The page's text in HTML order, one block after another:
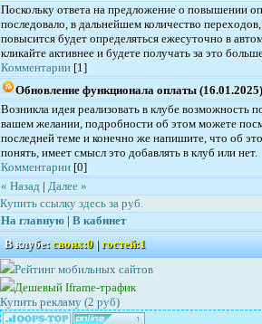
Поскольку ответа на предложение о повышении
последовало, в дальнейшем количество
повысится будет определяться ежесуточно в
кликайте активнее и будете получать за это
Комментарии [1]
Обновление функционала оплаты (16.01.2025)
Возникла идея реализовать в клубе возможность
вашем желании, подробности об этом можете
последней теме и конечно же напишите, что об
понять, имеет смысл это добавлять в клуб или нет.
Комментарии [0]
« Haзaд | Дaлee »
Купить ссылку здесь за руб.
На главную | В кабинет
В клубе:своих:0|гостей:1
Рейтинг мобильных сайтов
Дешевый Iframe-трафик
Купить рекламу (2 руб)